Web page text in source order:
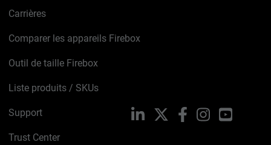
Carrières
Comparer les appareils Firebox
Outil de taille Firebox
Liste produits / SKUs
Support
Trust Center
LinkedIn FacebookInstagramYouTube